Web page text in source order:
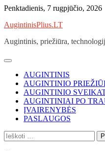
Skip
content
Penktadienis, 7 rugpjūčio, 2026
AugintinisPlius.LT
Augintinis, priežiūra,
AUGINTINIS
AUGINTINIO
AUGINTINIO
AUGINTINIAI PO
ĮVAIRENYBĖS
PASLAUGOS
Ieškoti: